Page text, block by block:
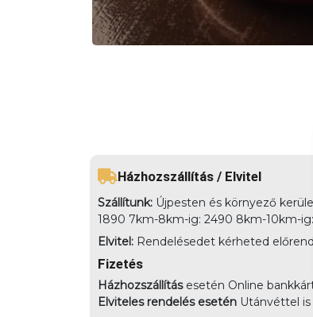
Házhozszállítás / Elvitel
Szállítunk: Újpesten és környező
1890 7km-8km-ig: 2490 8km-10km-ig:
Elvitel: Rendelésedet kérheted
Fizetés
Házhozszállításesetén Online
Elviteles rendelés esetén Utánvéttel